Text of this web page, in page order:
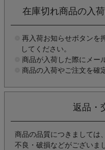
在庫切れ商品の入
再入荷お知らせボタンを
してください。
商品が入荷した際にメー
商品の入荷やご注文を確
返品・
商品の品質につきましては
不良・破損などがございま